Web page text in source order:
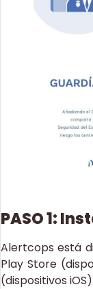
PASO 1:
Alertcops está
Play Store
(dispositivos iOS)